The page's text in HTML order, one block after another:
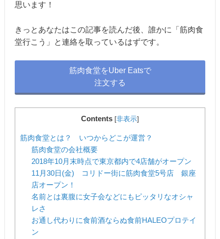
思います！
きっとあなたはこの記事を読んだ後、誰かに「筋肉食
堂行こう」と連絡を取っているはずです。
筋肉食堂をUber Eatsで
注文する
Contents [非表示]
筋肉食堂とは？ いつからどこが運営？
筋肉食堂の会社概要
2018年10月末時点で東京都内で4店舗がオープン
11月30日(金) コリドー街に筋肉食堂5号店 銀座
店オープン！
名前とは裏腹に女子会などにもピッタリなオシャ
レさ
お通し代わりに食前酒ならぬ食前HALEOプロテイ
ン